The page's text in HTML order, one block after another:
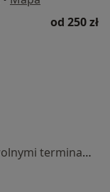
od 250 zł
Brak dostępnych specjalistów z wolnymi terminami w tym centrum medycznym.